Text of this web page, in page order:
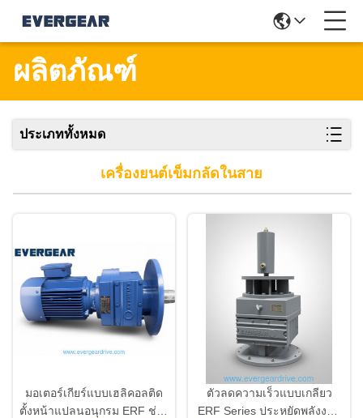
ผลิตภัณฑ์
ประเภททั้งหมด
เครื่องยนต์เข็มกลัดในสาย
มอเตอร์เกียร์แบบเฮลิคอลติด
ตั้งหน้าแปลนอนุกรม ERF ช่วง
ตัวลดความเร็วแบบเกลียว
ERF Series ประหยัดพลังงาน